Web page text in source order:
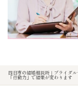
四日市の結婚相談所｜ブライダ
「行動力」で結果が変わります